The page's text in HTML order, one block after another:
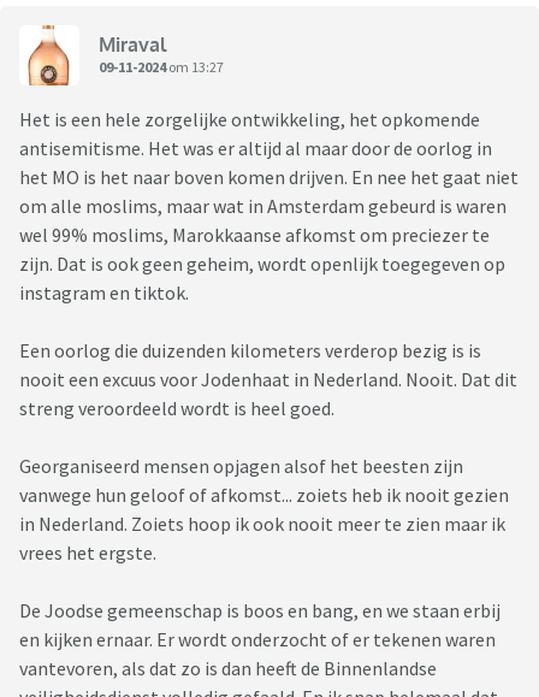
Miraval
09-11-2024om 13:27
Het is een hele zorgelijke ontwikkeling, het opkomende
antisemitisme. Het was er altijd al maar door de oorlog in
het MO is het naar boven komen drijven. En nee het gaat niet
om alle moslims, maar wat in Amsterdam gebeurd is waren
wel 99% moslims, Marokkaanse afkomst om preciezer te
zijn. Dat is ook geen geheim, wordt openlijk toegegeven op
instagram en tiktok.
Een oorlog die duizenden kilometers verderop bezig is is
nooit een excuus voor Jodenhaat in Nederland. Nooit. Dat dit
streng veroordeeld wordt is heel goed.
Georganiseerd mensen opjagen alsof het beesten zijn
vanwege hun geloof of afkomst... zoiets heb ik nooit gezien
in Nederland. Zoiets hoop ik ook nooit meer te zien maar ik
vrees het ergste.
De Joodse gemeenschap is boos en bang, en we staan erbij
en kijken ernaar. Er wordt onderzocht of er tekenen waren
vantevoren, als dat zo is dan heeft de Binnenlandse